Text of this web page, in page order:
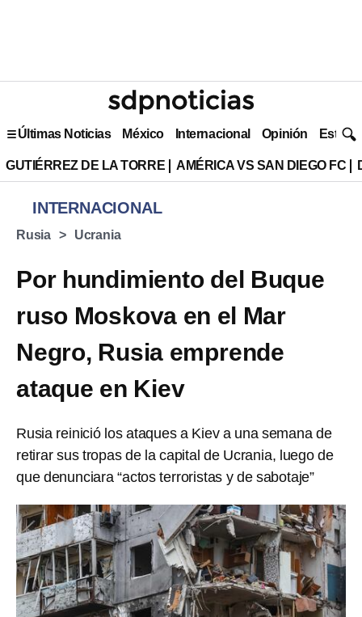
Últimas Noticias México Internacional Opinión Estilo
GUTIÉRREZ DE LA TORRE AMÉRICA VS SAN DIEGO FC
INTERNACIONAL
Rusia Ucrania
Por hundimiento del Buque
ruso Moskova en el Mar
Negro, Rusia emprende
ataque en Kiev
Rusia reinició los ataques a Kiev a una semana de
retirar sus tropas de la capital de Ucrania, luego de
que denunciara “actos terroristas y de sabotaje”